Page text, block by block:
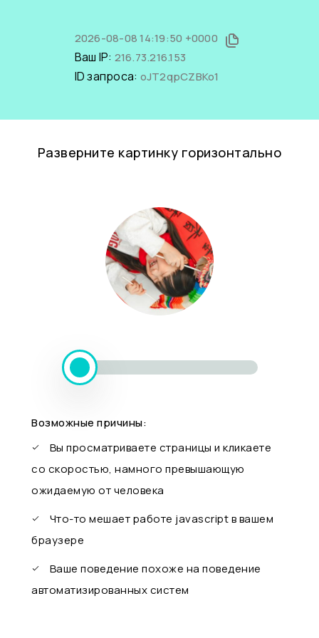
2026-08-08 14:19:50 +0000
Ваш IP: 216.73.216.153
ID запроса: oJT2qpCZBKo1
Разверните картинку горизонтально
Возможные причины:
Вы просматриваете страницы и кликаете
со скоростью, намного превышающую
ожидаемую от человека
Что-то мешает работе javascript в вашем
браузере
Ваше поведение похоже на поведение
автоматизированных систем